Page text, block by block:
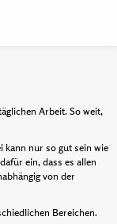
Arbeit. So weit,
kann nur so gut sein wie
ein, dass es allen
von der
Bereichen.